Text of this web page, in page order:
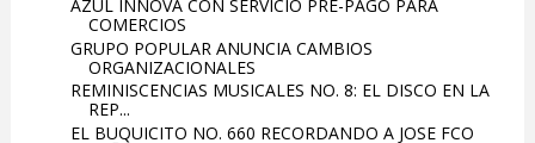
AZUL INNOVA CON SERVICIO PRE-PAGO PARA
COMERCIOS
GRUPO POPULAR ANUNCIA CAMBIOS
ORGANIZACIONALES
REMINISCENCIAS MUSICALES NO. 8: EL DISCO EN LA
REP...
EL BUQUICITO NO. 660 RECORDANDO A JOSE FCO